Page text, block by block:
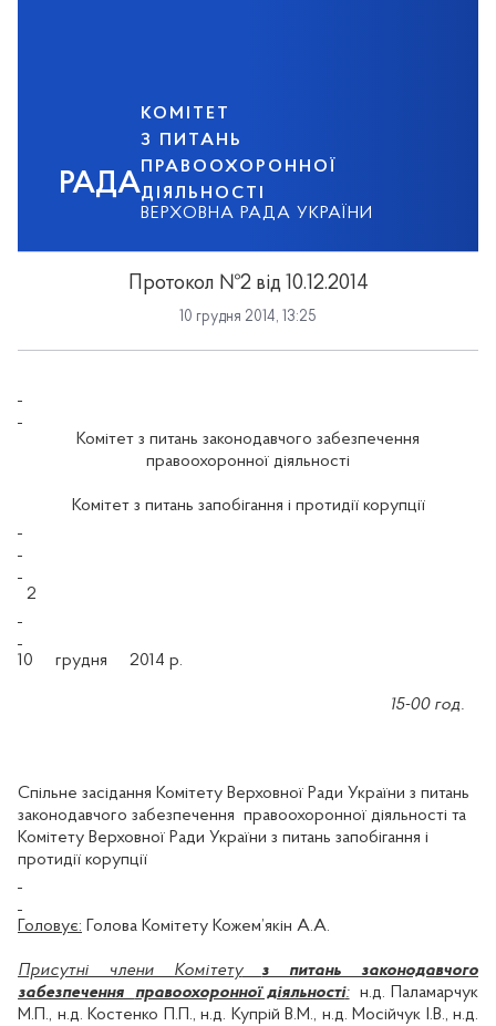
РАДА
КОМІТЕТ
З ПИТАНЬ
ПРАВООХОРОННОЇ
ДІЯЛЬНОСТІ
ВЕРХОВНА РАДА УКРАЇНИ
Протокол №2 від 10.12.2014
10 грудня 2014, 13:25
Комітет з питань законодавчого забезпечення
правоохоронної діяльності
Комітет з питань запобігання і протидії корупції
2
10 грудня 2014 р.
15-00 год.
Спільне засідання Комітету Верховної Ради України з питань
законодавчого забезпечення правоохоронної діяльності та
Комітету Верховної Ради України з питань запобігання і
протидії корупції
Головує: Голова Комітету Кожем’якін А.А.
Присутні члени Комітету
з питань законодавчого
забезпечення
правоохоронної діяльності: н.д. Паламарчук
М.П., н.д. Костенко П.П ., н.д. Купрій В.М., н.д. Мосійчук І.В., н.д.